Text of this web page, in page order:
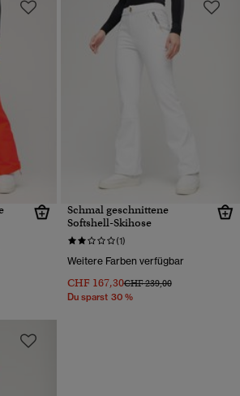
von
Schmal geschnittene
Softshell-Skihose
(1)
Weitere Farben verfügbar
CHF 167,30Preis wurde reduziert von
CHF 239,00bis
Du sparst 30 %